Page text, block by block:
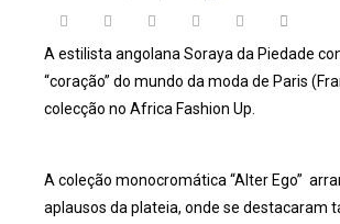
A estilista angolana Soraya da Piedade
“coração” do mundo da moda de Paris
colecção no Africa Fashion Up.
A coleção monocromática “Alter Ego”
aplausos da plateia, onde se destacaram